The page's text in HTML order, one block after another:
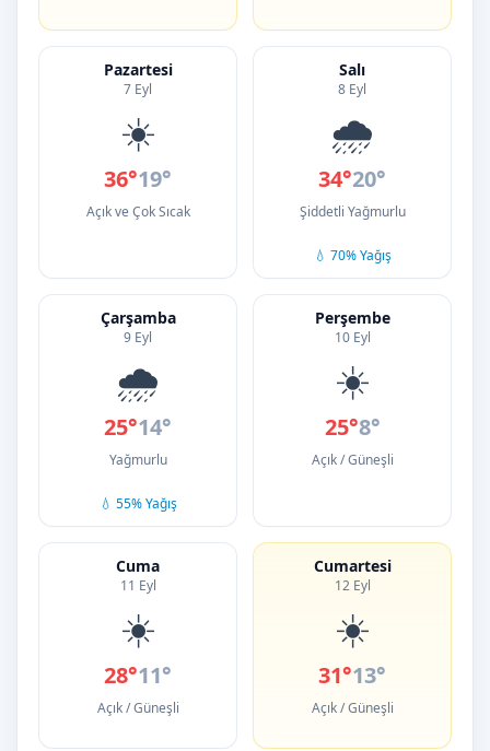
Pazartesi
7 Eyl
☀️
36°19°
Açık ve Çok Sıcak
Salı
8 Eyl
🌧️
34°20°
Şiddetli Yağmurlu
💧 70% Yağış
Çarşamba
9 Eyl
🌧️
25°14°
Yağmurlu
💧 55% Yağış
Perşembe
10 Eyl
☀️
25°8°
Açık / Güneşli
Cuma
11 Eyl
☀️
28°11°
Açık / Güneşli
Cumartesi
12 Eyl
☀️
31°13°
Açık / Güneşli